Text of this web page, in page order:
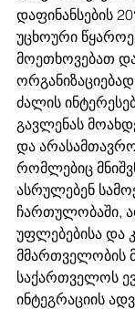
დაფინანსების
უცხოური
მოეთხოვებათ
ძალის
გავლენას
და
რომლებიც
ასრულებენ
ჩართულობაში,
უფლებებისა და
მმართველობის
საქართველოს
ინტეგრაციის